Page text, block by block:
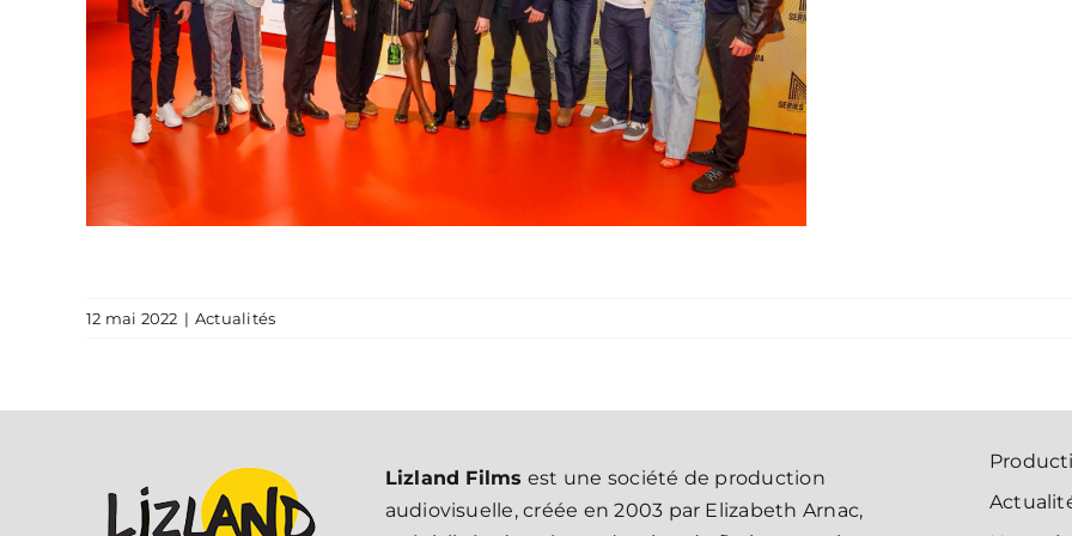
12 mai 2022 | Actualités
Lizland Films est une société de production
audiovisuelle, créée en 2003 par Elizabeth Arnac,